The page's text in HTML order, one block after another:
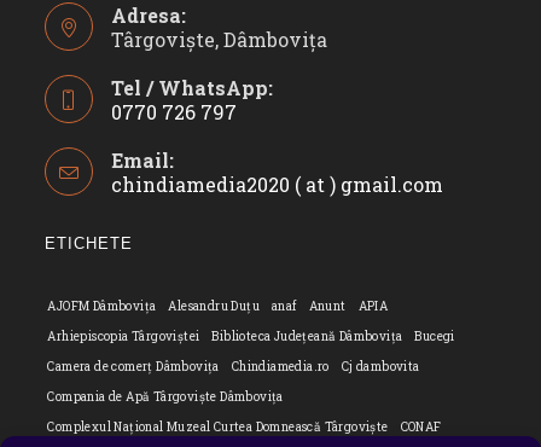
Adresa:
Târgoviște, Dâmbovița
Tel / WhatsApp:
0770 726 797
in
your
Email:
chindiamedia2020 ( at ) gmail.com
ETICHETE
AJOFM Dâmbovița Alesandru Duțu anaf Anunt
APIA
Arhiepiscopia Târgoviștei
Biblioteca Județeană Dâmbovița
Bucegi
Camera de comerț Dâmbovița
Chindiamedia.ro
Cj dambovita
Compania de Apă Târgoviște Dâmbovița
Complexul Național Muzeal Curtea Domnească Târgoviște
CONAF